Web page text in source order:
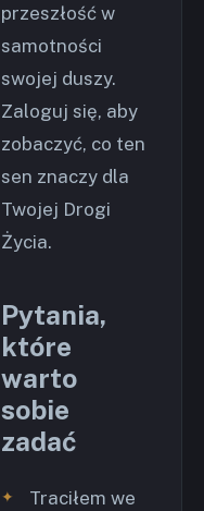
przeszłość w
samotności
swojej duszy.
Zaloguj się, aby
zobaczyć, co ten
sen znaczy dla
Twojej Drogi
Życia.
Pytania,
które
warto
sobie
zadać
Traciłem we